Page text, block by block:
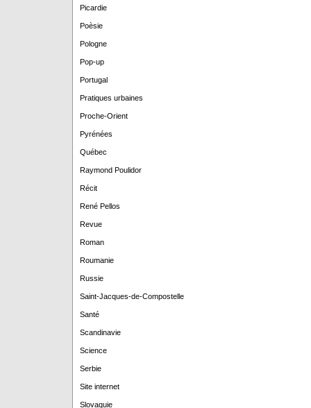
Picardie
Poèsie
Pologne
Pop-up
Portugal
Pratiques urbaines
Proche-Orient
Pyrénées
Québec
Raymond Poulidor
Récit
René Pellos
Revue
Roman
Roumanie
Russie
Saint-Jacques-de-Compostelle
Santé
Scandinavie
Science
Serbie
Site internet
Slovaquie